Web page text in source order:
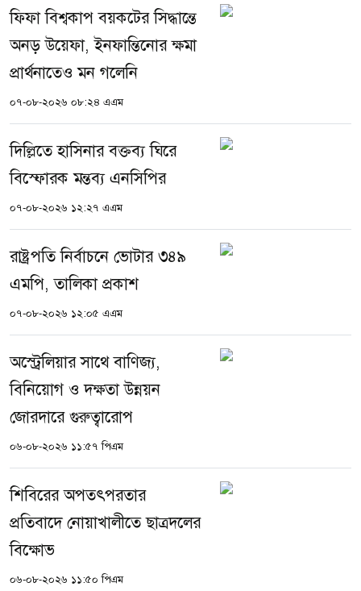
ফিফা বিশ্বকাপ বয়কটের সিদ্ধান্তে
অনড় উয়েফা, ইনফান্তিনোর ক্ষমা
প্রার্থনাতেও মন গলেনি
০৭-০৮-২০২৬ ০৮:২৪ এএম
দিল্লিতে হাসিনার বক্তব্য ঘিরে
বিস্ফোরক মন্তব্য এনসিপির
০৭-০৮-২০২৬ ১২:২৭ এএম
রাষ্ট্রপতি নির্বাচনে ভোটার ৩৪৯
এমপি, তালিকা প্রকাশ
০৭-০৮-২০২৬ ১২:০৫ এএম
অস্ট্রেলিয়ার সাথে বাণিজ্য,
বিনিয়োগ ও দক্ষতা উন্নয়ন
জোরদারে গুরুত্বারোপ
০৬-০৮-২০২৬ ১১:৫৭ পিএম
শিবিরের অপতৎপরতার
প্রতিবাদে নোয়াখালীতে ছাত্রদলের
বিক্ষোভ
০৬-০৮-২০২৬ ১১:৫০ পিএম